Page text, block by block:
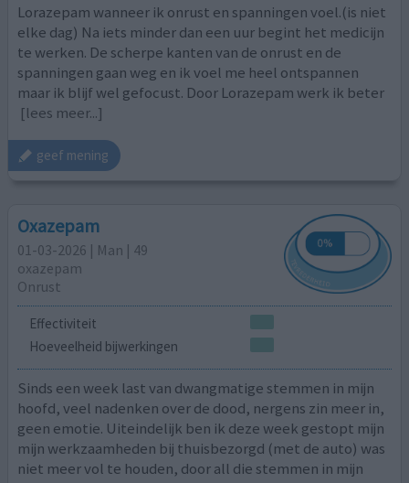
Lorazepam wanneer ik onrust en spanningen voel.(is niet
elke dag) Na iets minder dan een uur begint het medicijn
te werken. De scherpe kanten van de onrust en de
spanningen gaan weg en ik voel me heel ontspannen
maar ik blijf wel gefocust. Door Lorazepam werk ik beter
[lees meer...]
geef mening
Oxazepam
01-03-2026 | Man | 49
oxazepam
Onrust
Effectiviteit
Hoeveelheid bijwerkingen
Sinds een week last van dwangmatige stemmen in mijn
hoofd, veel nadenken over de dood, nergens zin meer in,
geen emotie. Uiteindelijk ben ik deze week gestopt mijn
mijn werkzaamheden bij thuisbezorgd (met de auto) was
niet meer vol te houden, door all die stemmen in mijn